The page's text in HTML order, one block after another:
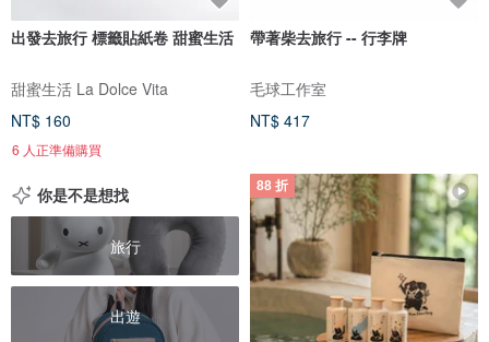
出發去旅行 標籤貼紙卷 甜蜜生活
甜蜜生活 La Dolce Vita
NT$ 160
6 人正準備購買
帶著柴去旅行 -- 行李牌
毛球工作室
NT$ 417
你是不是想找
旅行
出遊
88 折